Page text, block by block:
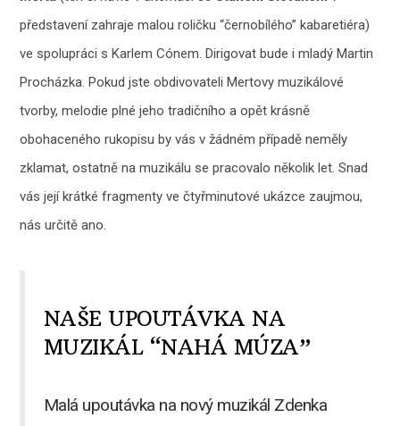
představení zahraje malou roličku “černobílého” kabaretiéra)
ve spolupráci s Karlem Cónem. Dirigovat bude i mladý Martin
Procházka. Pokud jste obdivovateli Mertovy muzikálové
tvorby, melodie plné jeho tradičního a opět krásně
obohaceného rukopisu by vás v žádném případě neměly
zklamat, ostatně na muzikálu se pracovalo několik let. Snad
vás její krátké fragmenty ve čtyřminutové ukázce zaujmou,
nás určitě ano.
NAŠE UPOUTÁVKA NA
MUZIKÁL “NAHÁ MÚZA”
Malá upoutávka na nový muzikál Zdenka